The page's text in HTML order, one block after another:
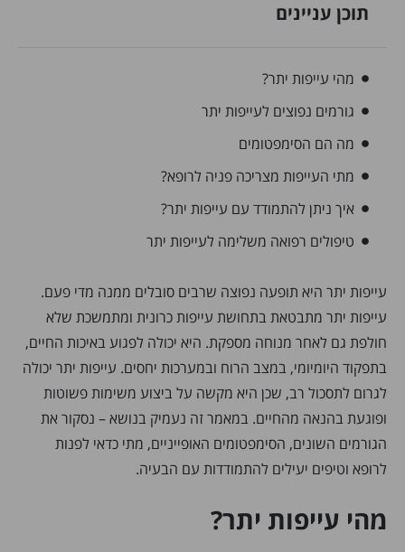
תוכן עניינים
מהי עייפות יתר?
גורמים נפוצים לעייפות יתר
מה הם הסימפטומים
מתי העייפות מצריכה פניה לרופא?
איך ניתן להתמודד עם עייפות יתר?
טיפולים רפואה משלימה לעייפות יתר
עייפות יתר היא תופעה נפוצה שרבים סובלים ממנה מדי פעם.
עייפות יתר מתבטאת בתחושת עייפות כרונית ומתמשכת שלא
חולפת גם לאחר מנוחה מספקת. היא יכולה לפגוע באיכות החיים,
בתפקוד היומיומי, במצב הרוח ובמערכות יחסים. עייפות יתר יכולה
לגרום לתסכול רב, שכן היא מקשה על ביצוע משימות פשוטות
ופוגעת בהנאה מהחיים. במאמר זה נעמיק בנושא – נסקור את
הגורמים השונים, הסימפטומים האופייניים, מתי כדאי לפנות
לרופא וטיפים יעילים להתמודדות עם הבעיה.
מהי עייפות יתר?